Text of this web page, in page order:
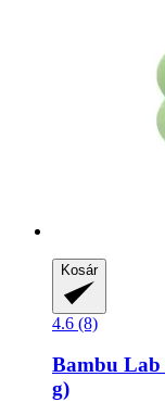
Kosár
4.6 (8)
Bambu Lab
g)